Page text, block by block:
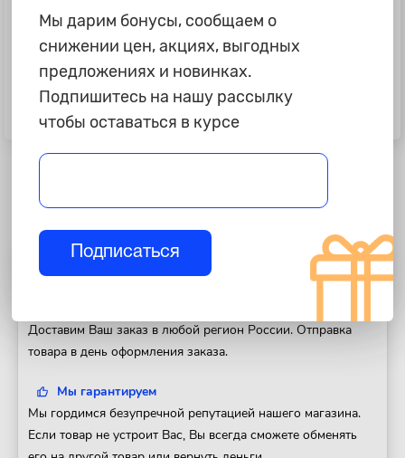
1 495 ₽
Щетка дворника "Bosch" 50см,
AeroEco, бескаркасная
1 445 ₽
Щетка дворника "Bosch" 40см,
AeroEco, бескаркасная
Полезная информация
Доставим Ваш заказ в любой регион России. Отправка
товара в день оформления заказа.
Мы гарантируем
Мы гордимся безупречной репутацией нашего магазина.
Если товар не устроит Вас, Вы всегда сможете обменять
Мы дарим бонусы, сообщаем о
снижении цен, акциях, выгодных
предложениях и новинках.
Подпишитесь на нашу рассылку
чтобы оставаться в курсе
Подписаться